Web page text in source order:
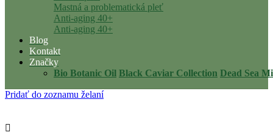
Mastná a problematická pleť
Anti-aging 40+
Anti-aging 40+
Blog
Kontakt
Značky
Bio Botanic Oil Black Caviar Collection Dead Sea
Pridať do zoznamu želaní
